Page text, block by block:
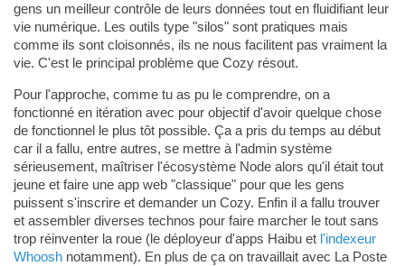
gens un meilleur contrôle de leurs données tout en fluidifiant leur
vie numérique. Les outils type "silos" sont pratiques mais
comme ils sont cloisonnés, ils ne nous facilitent pas vraiment la
vie. C'est le principal problème que Cozy résout.
Pour l'approche, comme tu as pu le comprendre, on a
fonctionné en itération avec pour objectif d'avoir quelque chose
de fonctionnel le plus tôt possible. Ça a pris du temps au début
car il a fallu, entre autres, se mettre à l'admin système
sérieusement, maîtriser l'écosystème Node alors qu'il était tout
jeune et faire une app web "classique" pour que les gens
puissent s'inscrire et demander un Cozy. Enfin il a fallu trouver
et assembler diverses technos pour faire marcher le tout sans
trop réinventer la roue (le déployeur d'apps Haibu et l'indexeur
Whooshnotamment). En plus de ça on travaillait avec La Poste